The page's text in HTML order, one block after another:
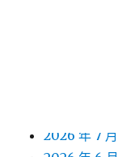
2026 年 7 月